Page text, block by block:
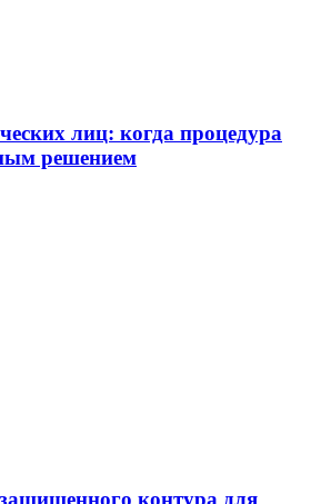
лиц: когда процедура
решением
контура для